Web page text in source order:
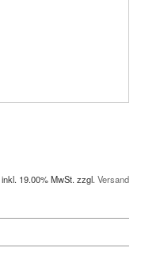
19.00% MwSt. zzgl. Versand